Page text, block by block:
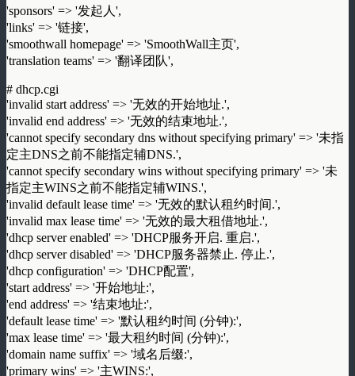
'sponsors' => '发起人',
'links' => '链接',
'smoothwall homepage' => 'SmoothWall主页',
'translation teams' => '翻译团队',
# dhcp.cgi
'invalid start address' => '无效的开始地址.',
'invalid end address' => '无效的结束地址.',
'cannot specify secondary dns without specifying primary' => '未指
定主DNS之前不能指定辅DNS.',
'cannot specify secondary wins without specifying primary' => '未
指定主WINS之前不能指定辅WINS.',
'invalid default lease time' => '无效的默认租约时间.',
'invalid max lease time' => '无效的最大租借地址.',
'dhcp server enabled' => 'DHCP服务开启. 重启.',
'dhcp server disabled' => 'DHCP服务器禁止. 停止.',
'dhcp configuration' => 'DHCP配置',
'start address' => '开始地址:',
'end address' => '结束地址:',
'default lease time' => '默认租约时间 (分钟):',
'max lease time' => '最大租约时间 (分钟):',
'domain name suffix' => '域名后缀:',
'primary wins' => '主WINS:',